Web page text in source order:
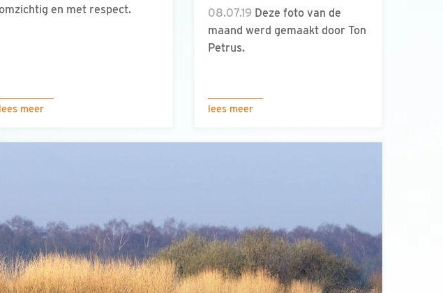
en met respect.
lees meer
08.07.19 Deze foto van de
maand werd gemaakt door Ton
Petrus.
lees meer